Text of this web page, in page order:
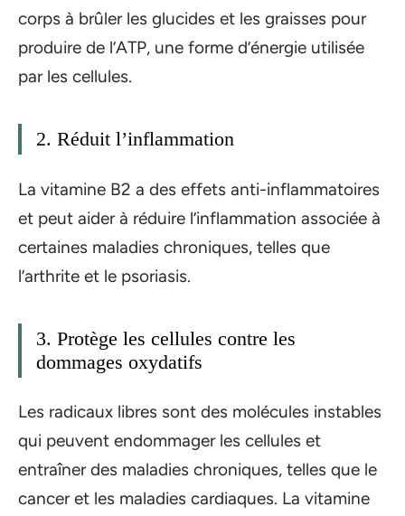
corps à brûler les glucides et les graisses pour
produire de l’ATP, une forme d’énergie utilisée
par les cellules.
2. Réduit l’inflammation
La vitamine B2 a des effets anti-inflammatoires
et peut aider à réduire l’inflammation associée à
certaines maladies chroniques, telles que
l’arthrite et le psoriasis.
3. Protège les cellules contre les
dommages oxydatifs
Les radicaux libres sont des molécules instables
qui peuvent endommager les cellules et
entraîner des maladies chroniques, telles que le
cancer et les maladies cardiaques. La vitamine